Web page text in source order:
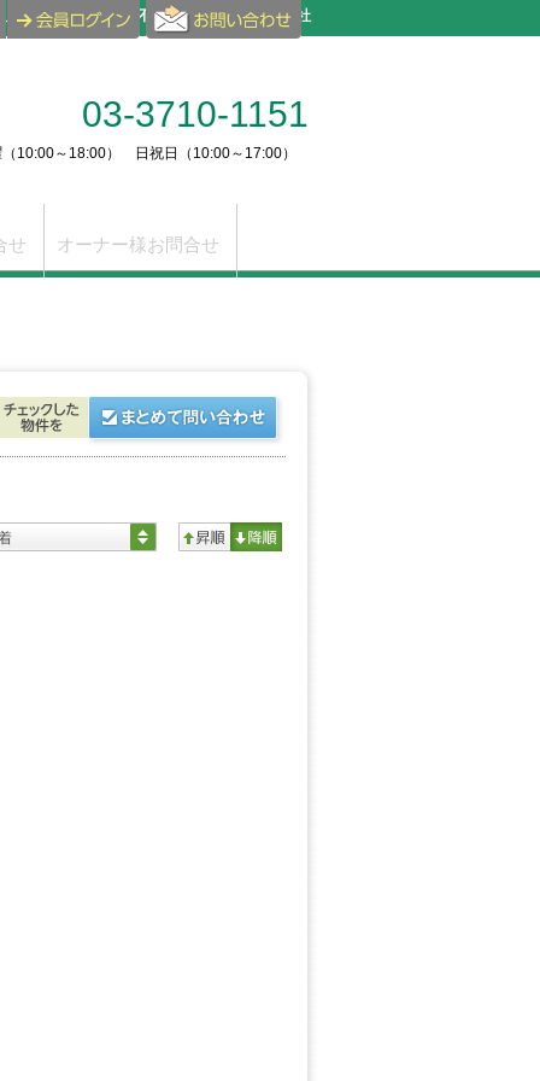
扱っております。不動産のことなら株式会社
03-3710-1151
10:00～18:00） 日祝日（10:00～17:00）
せ オーナー様お問合せ